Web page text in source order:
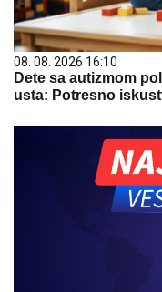
08. 08. 2026 16:10
Dete sa autizmom
usta: Potresno